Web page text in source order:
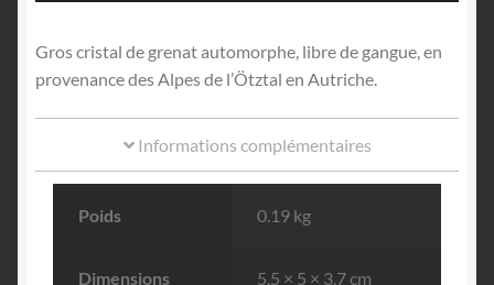
Gros cristal de grenat automorphe, libre de gangue, en
provenance des Alpes de l’Ötztal en Autriche.
Informations complémentaires
Poids 0.19 kg
Dimensions 5.5 × 5 × 3.7 cm